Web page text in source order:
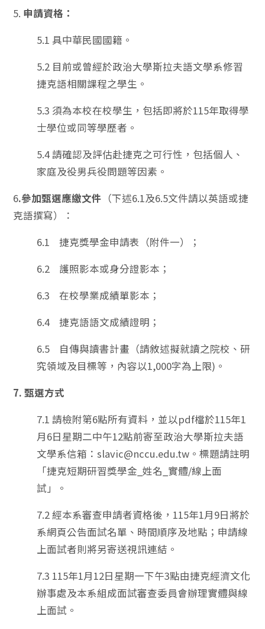
5. 申請資格：
5.1 具中華民國國籍。
5.2 目前或曾經於政治大學斯拉夫語文學系修習
捷克語相關課程之學生。
5.3 須為本校在校學生，包括即將於115年取得學
士學位或同等學歷者。
5.4 請確認及評估赴捷克之可行性，包括個人、
家庭及役男兵役問題等因素。
6.參加甄選應繳文件 （下述6.1及6.5文件請以英語或捷
克語撰寫）：
6.1 捷克獎學金申請表（附件一）；
6.2 護照影本或身分證影本；
6.3 在校學業成績單影本；
6.4 捷克語語文成績證明；
6.5 自傳與讀書計畫（請敘述擬就讀之院校、研
究領域及目標等，內容以1,000字為上限)。
7. 甄選方式
7.1 請檢附第6點所有資料，並以pdf檔於115年1
月6日星期二中午12點前寄至政治大學斯拉夫語
文學系信箱：slavic@nccu.edu.tw。標題請註明
「捷克短期研習獎學金_姓名_實體/線上面
試」。
7.2 經本系審查申請者資格後，115年1月9日將於
系網頁公告面試名單、時間順序及地點；申請線
上面試者則將另寄送視訊連結。
7.3 115年1月12日星期一下午3點由捷克經濟文化
辦事處及本系組成面試審查委員會辦理實體與線
上面試。